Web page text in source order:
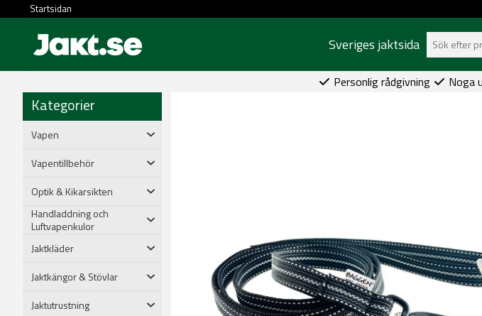
Startsidan
Sveriges jaktsida
Personlig rådgivning Noga
Kategorier
Vapen
Vapentillbehör
Optik & Kikarsikten
Handladdning och
Luftvapenkulor
Jaktkläder
Jaktkängor & Stövlar
Jaktutrustning